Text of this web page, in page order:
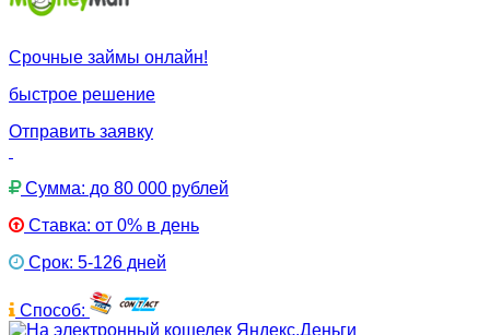
Срочные займы онлайн!
быстрое решение
Отправить заявку
Сумма: до 80 000 рублей
Ставка: от 0% в день
Срок: 5-126 дней
Способ: